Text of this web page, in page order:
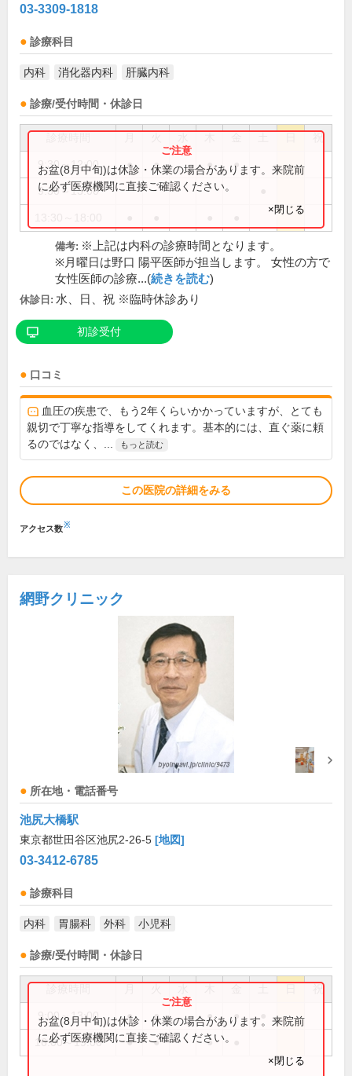
03-3309-1818
診療科目
内科 消化器内科 肝臓内科
診療/受付時間・休診日
祝
9:30～12:00 ● ● ● ●
9:30～13:00
お盆(8月中旬)は休診・休業の場合があります。来院前
に必ず医療機関に直接ご確認ください。
×閉じる
備考: ※上記は内科の診療時間となります。
※月曜日は野口 陽平医師が担当します。 女性の方で
女性医師の診療...(続きを読む)
休診日: 水、日、祝 ※臨時休診あり
初診受付
口コミ
血圧の疾患で、もう2年くらいかかっていますが、とても
親切で丁寧な指導をしてくれます。基本的には、直ぐ薬に頼
るのではなく、...
もっと読む
この医院の詳細をみる
アクセス数※
網野クリニック
所在地・電話番号
池尻大橋駅
東京都世田谷区池尻2-26-5 [地図]
03-3412-6785
診療科目
内科 胃腸科 外科 小児科
診療/受付時間・休診日
祝
9:00～13:00 ● ● ● ●
16:00～19:00 ● ● ●
お盆(8月中旬)は休診・休業の場合があります。来院前
に必ず医療機関に直接ご確認ください。
×閉じる